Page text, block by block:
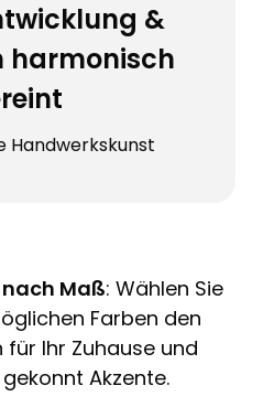
&
harmonisch
Handwerkskunst
Maß: Wählen Sie
Farben den
Ihr Zuhause und
Akzente.